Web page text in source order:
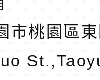
市桃園區